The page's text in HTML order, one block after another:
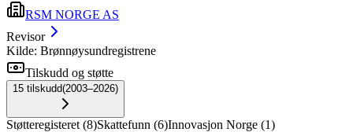
RSM NORGE AS
Revisor
Kilde: Brønnøysundregistrene
Tilskudd og støtte
15 tilskudd(2003–2026)
Støtteregisteret (8)Skattefunn (6)Innovasjon Norge (1)